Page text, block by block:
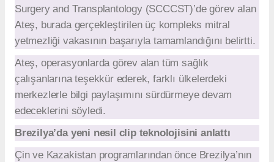
Surgery and Transplantology (SCCCST)’de görev alan
Ateş, burada gerçekleştirilen üç kompleks mitral
yetmezliği vakasının başarıyla tamamlandığını belirtti.
Ateş, operasyonlarda görev alan tüm sağlık
çalışanlarına teşekkür ederek, farklı ülkelerdeki
merkezlerle bilgi paylaşımını sürdürmeye devam
edeceklerini söyledi.
Brezilya’da yeni nesil clip teknolojisini anlattı
Çin ve Kazakistan programlarından önce Brezilya’nın